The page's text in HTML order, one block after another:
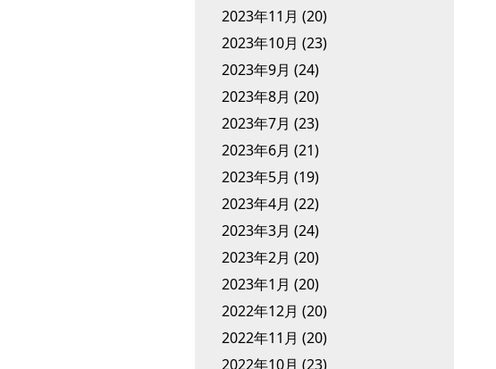
2023年11月 (20)
2023年10月 (23)
2023年9月 (24)
2023年8月 (20)
2023年7月 (23)
2023年6月 (21)
2023年5月 (19)
2023年4月 (22)
2023年3月 (24)
2023年2月 (20)
2023年1月 (20)
2022年12月 (20)
2022年11月 (20)
2022年10月 (23)